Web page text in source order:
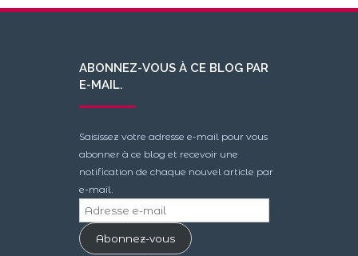
ABONNEZ-VOUS À CE BLOG PAR
E-MAIL.
Saisissez votre adresse e-mail pour vous
abonner à ce blog et recevoir une
notification de chaque nouvel article par
e-mail.
Adresse
e-
mailAbonnez-vous